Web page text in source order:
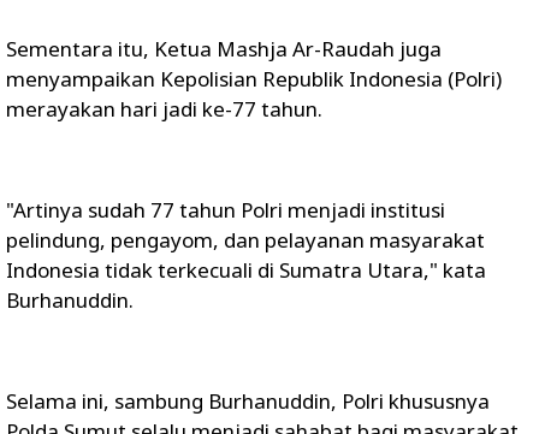
Sementara itu, Ketua Mashja Ar-Raudah juga
menyampaikan Kepolisian Republik Indonesia (Polri)
merayakan hari jadi ke-77 tahun.
"Artinya sudah 77 tahun Polri menjadi institusi
pelindung, pengayom, dan pelayanan masyarakat
Indonesia tidak terkecuali di Sumatra Utara," kata
Burhanuddin.
Selama ini, sambung Burhanuddin, Polri khususnya